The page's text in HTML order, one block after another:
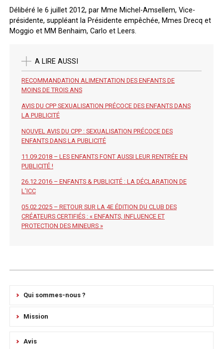
Délibéré le 6 juillet 2012, par Mme Michel-Amsellem, Vice-
présidente, suppléant la Présidente empêchée, Mmes Drecq et
Moggio et MM Benhaim, Carlo et Leers.
A LIRE AUSSI
RECOMMANDATION ALIMENTATION DES ENFANTS DE
MOINS DE TROIS ANS
AVIS DU CPP SEXUALISATION PRÉCOCE DES ENFANTS DANS
LA PUBLICITÉ
NOUVEL AVIS DU CPP : SEXUALISATION PRÉCOCE DES
ENFANTS DANS LA PUBLICITÉ
11.09.2018 – LES ENFANTS FONT AUSSI LEUR RENTRÉE EN
PUBLICITÉ !
26.12.2016 – ENFANTS & PUBLICITÉ : LA DÉCLARATION DE
L’ICC
05.02.2025 – RETOUR SUR LA 4E ÉDITION DU CLUB DES
CRÉATEURS CERTIFIÉS : « ENFANTS, INFLUENCE ET
PROTECTION DES MINEURS »
Qui sommes-nous ?
Mission
Avis